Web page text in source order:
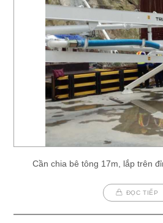
Cần chia bê tông 17m, lắp trên
ĐỌC TIẾP